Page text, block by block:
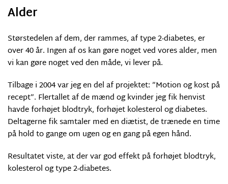
Alder
Størstedelen af dem, der rammes, af type 2-diabetes, er
over 40 år. Ingen af os kan gøre noget ved vores alder, men
vi kan gøre noget ved den måde, vi lever på.
Tilbage i 2004 var jeg en del af projektet: ”Motion og kost på
recept”. Flertallet af de mænd og kvinder jeg fik henvist
havde forhøjet blodtryk, forhøjet kolesterol og diabetes.
Deltagerne fik samtaler med en diætist, de trænede en time
på hold to gange om ugen og en gang på egen hånd.
Resultatet viste, at der var god effekt på forhøjet blodtryk,
kolesterol og type 2-diabetes.